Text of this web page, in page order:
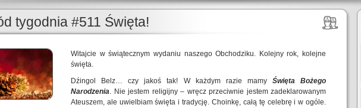
tygodnia #511 Święta!
Witajcie w świątecznym wydaniu naszego Obchodziku. Kolejny rok, kolejne
święta.
Dźingol Belz… czy jakoś tak! W każdym razie mamy Święta Bożego
Narodzenia. Nie jestem religijny – wręcz przeciwnie jestem zadeklarowanym
Ateuszem, ale uwielbiam święta i tradycję. Choinkę, całą tę celebrę i w ogóle.